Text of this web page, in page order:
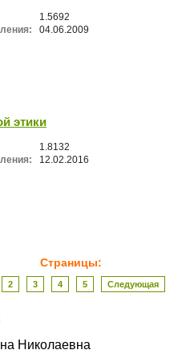
1.5692
04.06.2009
этики
1.8132
12.02.2016
Страницы:
2 3 4 5 Следующая
Николаевна